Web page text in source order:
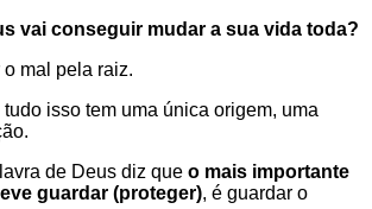
vai conseguir mudar a sua vida toda?
mal pela raiz.
isso tem uma única origem, uma
de Deus diz que o mais importante
guardar (proteger), é guardar o